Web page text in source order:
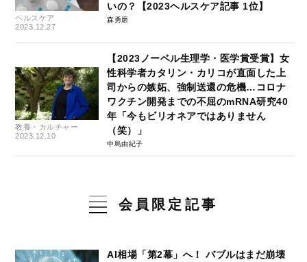
ヘルスケア
2023.12.27
いの？【2023ヘルスケア記事 1位】
森勇磨
教養・カルチャー
2023.12.10
【2023ノーベル生理学・医学賞受賞】女
性科学者カタリン・カリコが直面した上
司からの嫉妬、強制送還の危機…コロナ
ワクチン開発までの不屈のmRNA研究40
年「今もビリオネアではありません
（笑）」
中島由紀子
会員限定記事
AI相場「第2幕」へ！ バブルはまだ崩壊